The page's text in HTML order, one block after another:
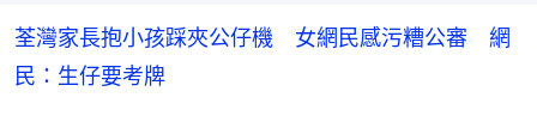
荃灣家長抱小孩踩夾公仔機 女網民感污糟公審 網
民：生仔要考牌